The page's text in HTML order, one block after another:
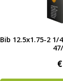
Bib 12.5x1.75-2
€